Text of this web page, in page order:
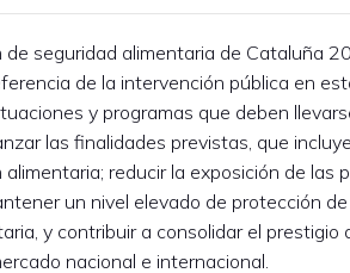
de seguridad alimentaria de Cataluña
de la intervención pública en
y programas que deben
las finalidades previstas, que
reducir la exposición de las
un nivel elevado de protección
y contribuir a consolidar el prestigio
nacional e internacional.